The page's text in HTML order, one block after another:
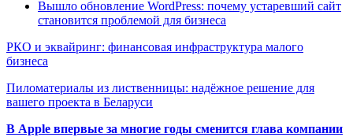
Вышло обновление WordPress: почему устаревший сайт
становится проблемой для бизнеса
РКО и эквайринг: финансовая инфраструктура малого
бизнеса
Пиломатериалы из лиственницы: надёжное решение для
вашего проекта в Беларуси
В Apple впервые за многие годы сменится глава компании